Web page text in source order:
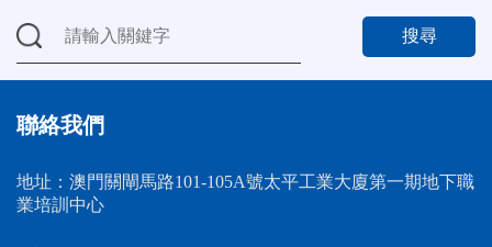
搜尋
聯絡我們
地址：澳門關閘馬路101-105A號太平工業大廈第一期地下職
業培訓中心